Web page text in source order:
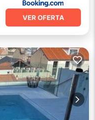
VER OFERTA